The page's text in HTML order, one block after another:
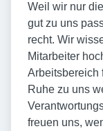
Weil wir nur
gut zu uns
recht. Wir
Mitarbeiter
Arbeitsbereich
Ruhe zu uns
freuen uns,